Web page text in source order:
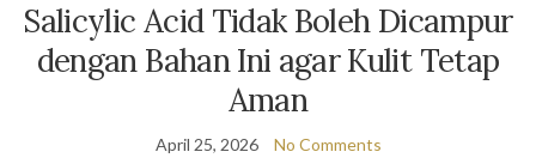
Salicylic Acid Tidak Boleh Dicampur
dengan Bahan Ini agar Kulit Tetap
Aman
April 25, 2026 No Comments